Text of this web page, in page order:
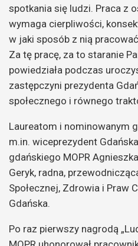
spotkania się ludzi. Praca z
wymaga cierpliwości,
w jaki sposób z nią
Za tę pracę, za to staranie
powiedziała podczas
zastępczyni prezydenta
społecznego i równego
Laureatom i nominowanym
m.in. wiceprezydent
gdańskiego MOPR
Geryk, radna,
Społecznej, Zdrowia i Praw
Gdańska.
Po raz pierwszy nagrodą